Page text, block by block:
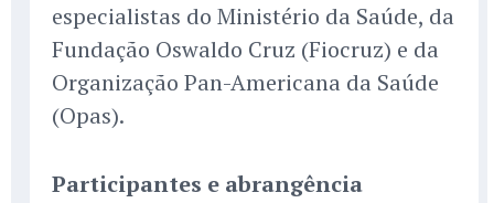
especialistas do Ministério da Saúde, da
Fundação Oswaldo Cruz (Fiocruz) e da
Organização Pan-Americana da Saúde
(Opas).
Participantes e abrangência